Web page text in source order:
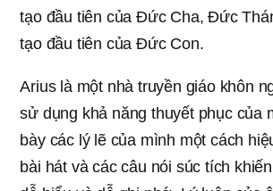
tạo đầu tiên của Đức Cha, Đức
tạo đầu tiên của Đức Con.
Arius là một nhà truyền giáo khôn
sử dụng khả năng thuyết phục của
bày các lý lẽ của mình một cách
bài hát và các câu nói súc tích